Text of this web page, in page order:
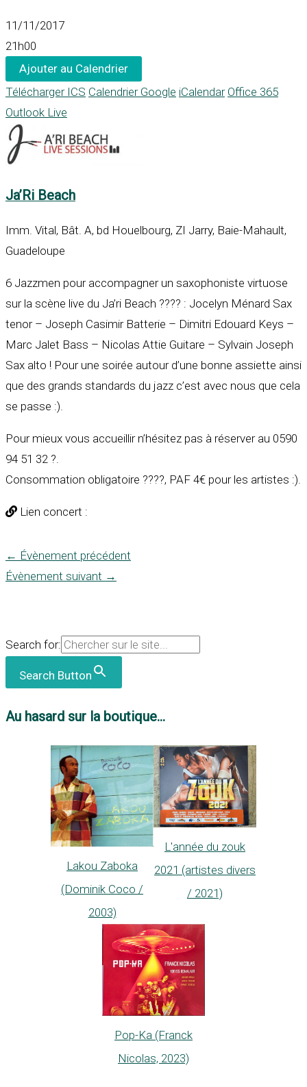
11/11/2017
21h00
Ajouter au Calendrier
Télécharger ICS Calendrier Google iCalendar Office 365
Outlook Live
Ja’Ri Beach
Imm. Vital, Bât. A, bd Houelbourg, ZI Jarry, Baie-Mahault,
Guadeloupe
6 Jazzmen pour accompagner un saxophoniste virtuose
sur la scène live du Ja’ri Beach ???? : Jocelyn Ménard Sax
tenor – Joseph Casimir Batterie – Dimitri Edouard Keys –
Marc Jalet Bass – Nicolas Attie Guitare – Sylvain Joseph
Sax alto ! Pour une soirée autour d’une bonne assiette ainsi
que des grands standards du jazz c’est avec nous que cela
se passe :).
Pour mieux vous accueillir n’hésitez pas à réserver au 0590
94 51 32 ?.
Consommation obligatoire ????, PAF 4€ pour les artistes :).
Lien concert :
← Évènement précédent
Évènement suivant →
Search for:
Search Button
Au hasard sur la boutique...
Lakou Zaboka
(Dominik Coco /
2003)
L'année du zouk
2021 (artistes divers
/ 2021)
Pop-Ka (Franck
Nicolas, 2023)